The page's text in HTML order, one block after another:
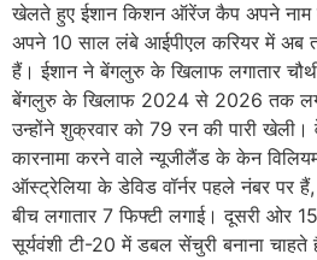
खेलते हुए ईशान किशन ऑरेंज कैप अपने
अपने 10 साल लंबे आईपीएल करियर में
हैं। ईशान ने बेंगलुरु के खिलाफ लगातार
बेंगलुरु के खिलाफ 2024 से 2026 तक
उन्होंने शुक्रवार को 79 रन की पारी
कारनामा करने वाले न्यूजीलैंड के केन
ऑस्ट्रेलिया के डेविड वॉर्नर पहले नंबर पर
बीच लगातार 7 फिफ्टी लगाई। दूसरी ओर
सूर्यवंशी टी-20 में डबल सेंचुरी बनाना